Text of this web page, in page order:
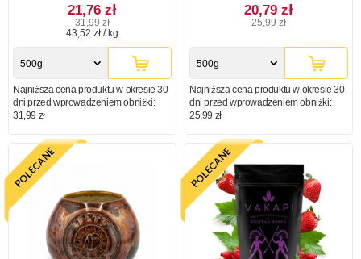
21,76 zł
31,99 zł
43,52 zł / kg
500g
Najniższa cena produktu w okresie 30
dni przed wprowadzeniem obniżki:
31,99 zł
20,79 zł
25,99 zł
500g
Najniższa cena produktu w okresie 30
dni przed wprowadzeniem obniżki:
25,99 zł